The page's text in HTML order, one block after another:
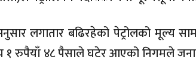
लगातार बढिरहेको पेट्रोलको मूल्य
१ रुपैयाँ ४८ पैसाले घटेर आएको निगमले